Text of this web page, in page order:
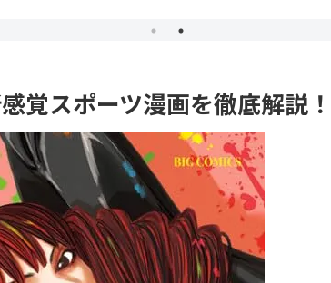
覚スポーツ漫画を徹底解説！